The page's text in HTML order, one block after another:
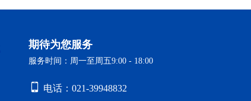
期待为您服务
服务时间：周一至周五9:00 - 18:00
电话：021-39948832